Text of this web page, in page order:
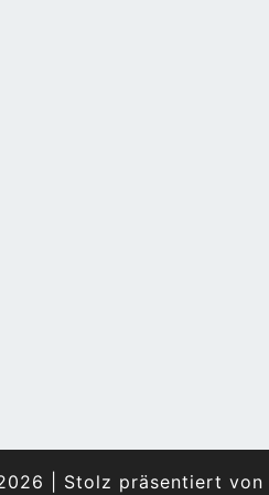
Stolz präsentiert von